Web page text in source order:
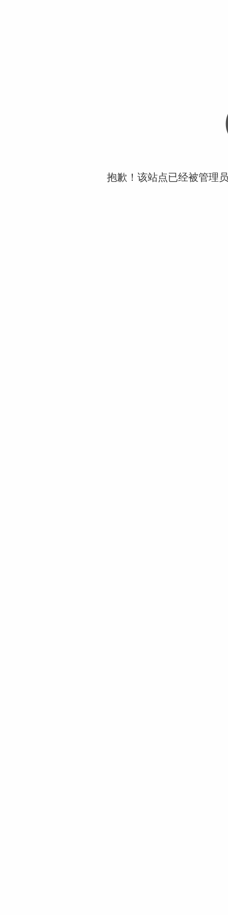
抱歉！该站点已经被管理